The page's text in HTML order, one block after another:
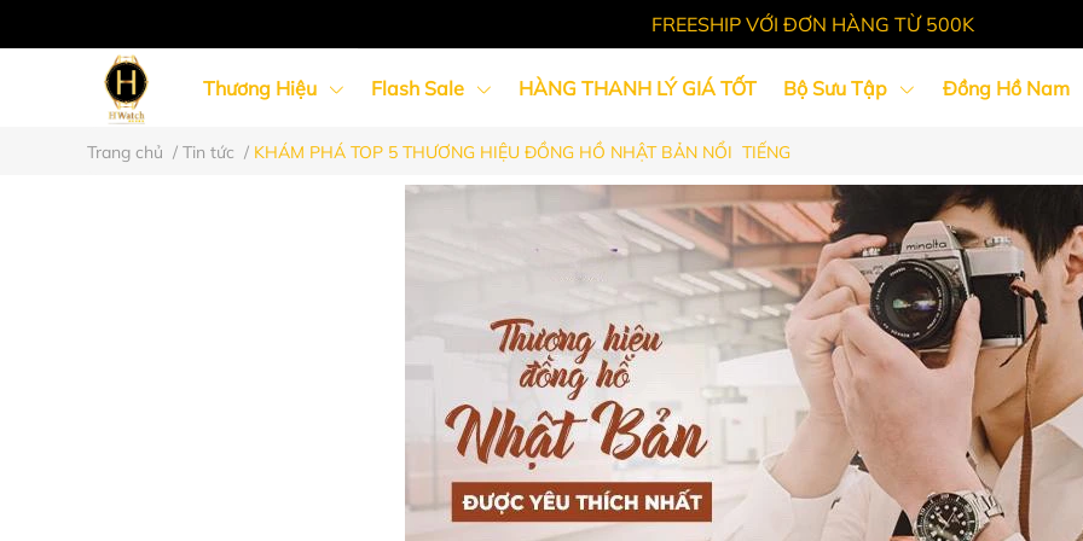
FREESHIP VỚI ĐƠN HÀNG TỪ 500K
Thương Hiệu Flash Sale HÀNG THANH LÝ GIÁ TỐT Bộ Sưu Tập Đồng Hồ Nam
Đồng Hồ Cặp Đôi Tin Tức
Trang chủ / Tin tức / KHÁM PHÁ TOP 5 THƯƠNG HIỆU ĐỒNG HỒ NHẬT BẢN NỔI TIẾNG